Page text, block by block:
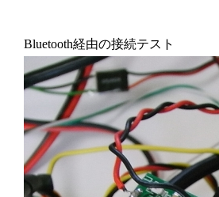
Bluetooth経由の接続テスト